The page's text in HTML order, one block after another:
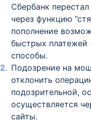
Сбербанк
через функцию
пополнение
быстрых
способы.
Подозрение на
отклонить
подозрительной,
осуществляется
сайты.